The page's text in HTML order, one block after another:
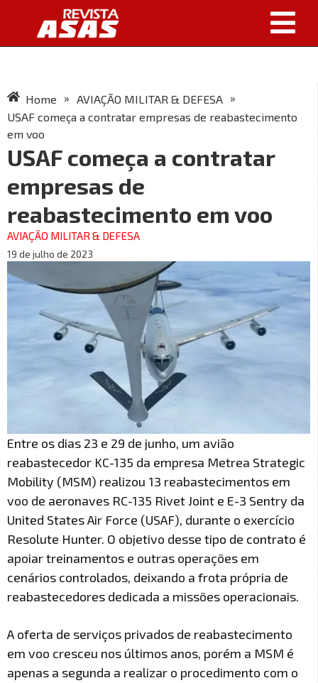
Home » AVIAÇÃO MILITAR & DEFESA »
USAF começa a contratar empresas de reabastecimento
em voo
USAF começa a contratar
empresas de
reabastecimento em voo
AVIAÇÃO MILITAR & DEFESA
19 de julho de 2023
Entre os dias 23 e 29 de junho, um avião
reabastecedor KC-135 da empresa Metrea Strategic
Mobility (MSM) realizou 13 reabastecimentos em
voo de aeronaves RC-135 Rivet Joint e E-3 Sentry da
United States Air Force (USAF), durante o exercício
Resolute Hunter. O objetivo desse tipo de contrato é
apoiar treinamentos e outras operações em
cenários controlados, deixando a frota própria de
reabastecedores dedicada a missões operacionais.
A oferta de serviços privados de reabastecimento
em voo cresceu nos últimos anos, porém a MSM é
apenas a segunda a realizar o procedimento com o